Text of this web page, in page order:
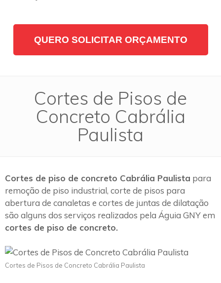
QUERO SOLICITAR ORÇAMENTO
Cortes de Pisos de
Concreto Cabrália
Paulista
Cortes de piso de concreto Cabrália Paulista para
remoção de piso industrial, corte de pisos para
abertura de canaletas e cortes de juntas de dilatação
são alguns dos serviços realizados pela Águia GNY em
cortes de piso de concreto.
Cortes de Pisos de Concreto Cabrália Paulista